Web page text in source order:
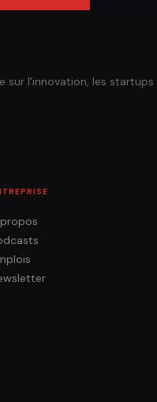
sur l'innovation, les startups